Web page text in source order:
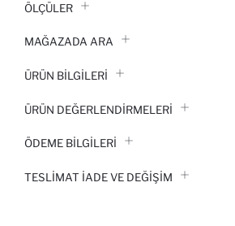
ÖLÇÜLER
MAĞAZADA ARA
ÜRÜN BILGILERI
ÜRÜN DEĞERLENDİRMELERİ
ÖDEME BİLGİLERİ
TESLIMAT İADE VE DEĞIŞIM